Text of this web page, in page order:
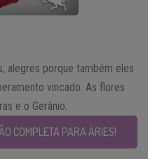
alegres porque também eles
vincado. As flores
e o Gerânio.
COMPLETA PARA ÁRIES!